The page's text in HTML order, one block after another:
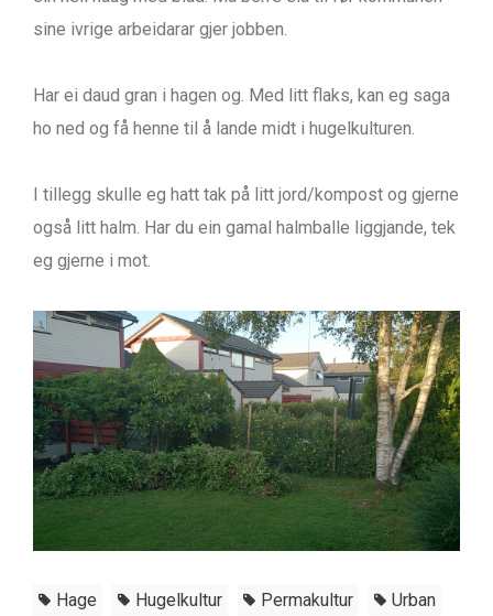
sine ivrige arbeidarar gjer jobben.
Har ei daud gran i hagen og. Med litt flaks, kan eg saga
ho ned og få henne til å lande midt i hugelkulturen.
I tillegg skulle eg hatt tak på litt jord/kompost og gjerne
også litt halm. Har du ein gamal halmballe liggjande, tek
eg gjerne i mot.
Hage Hugelkultur Permakultur Urban